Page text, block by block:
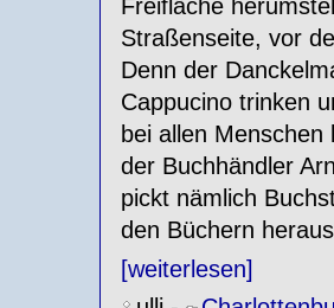
Freifläche
Straßenseite, vor
Denn der
Cappucino trinken
bei allen
der Buchhändler
pickt nämlich
den Büchern
[weiterlesen]